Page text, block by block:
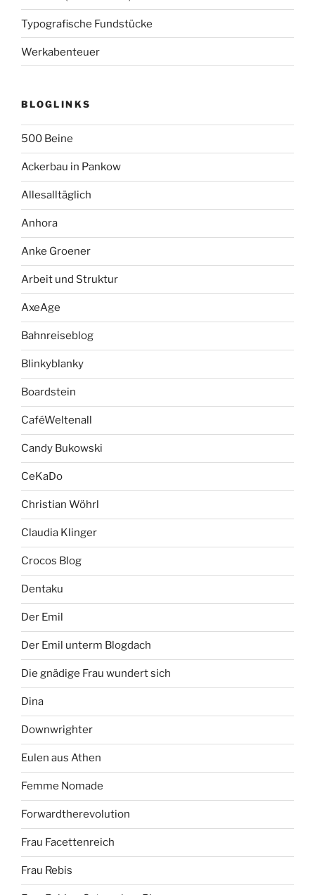
Typografische Fundstücke
Werkabenteuer
BLOGLINKS
500 Beine
Ackerbau in Pankow
Allesalltäglich
Anhora
Anke Groener
Arbeit und Struktur
AxeAge
Bahnreiseblog
Blinkyblanky
Boardstein
CaféWeltenall
Candy Bukowski
CeKaDo
Christian Wöhrl
Claudia Klinger
Crocos Blog
Dentaku
Der Emil
Der Emil unterm Blogdach
Die gnädige Frau wundert sich
Dina
Downwrighter
Eulen aus Athen
Femme Nomade
Forwardtherevolution
Frau Facettenreich
Frau Rebis